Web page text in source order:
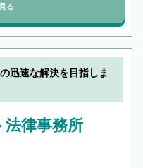
る
迅速な解決を目指しま
律事務所